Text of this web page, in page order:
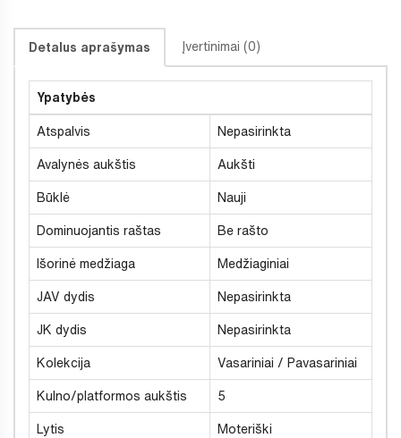
Detalus aprašymas Įvertinimai (0)
Ypatybės
Atspalvis Nepasirinkta
Avalynės aukštis Aukšti
Būklė Nauji
Dominuojantis raštas Be rašto
Išorinė medžiaga Medžiaginiai
JAV dydis Nepasirinkta
JK dydis Nepasirinkta
Kolekcija Vasariniai / Pavasariniai
Kulno/platformos aukštis 5
Lytis Moteriški